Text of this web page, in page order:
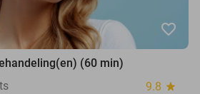
favorite_border
(60 min)
9.8 star